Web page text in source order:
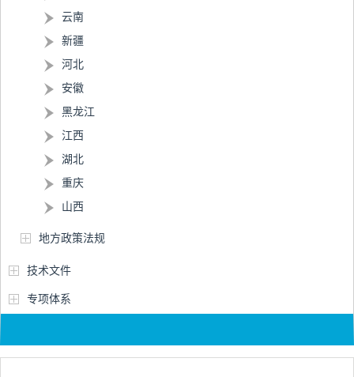
云南
新疆
河北
安徽
黑龙江
江西
湖北
重庆
山西
地方政策法规
技术文件
专项体系